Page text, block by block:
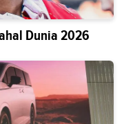
Dunia 2026